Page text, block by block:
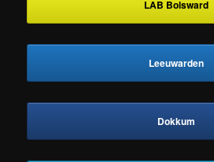
LAB Bolsward
Leeuwarden
Dokkum